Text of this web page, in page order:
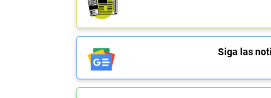
Siga las